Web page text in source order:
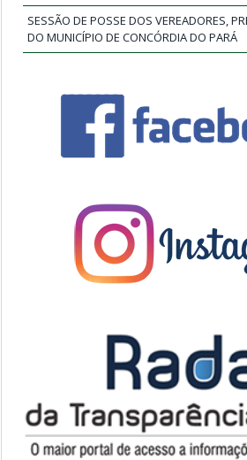
SESSÃO DE POSSE DOS VEREADORES,
DO MUNICÍPIO DE CONCÓRDIA DO PARÁ